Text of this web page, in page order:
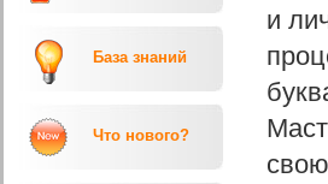
и
База знаний
Что нового?